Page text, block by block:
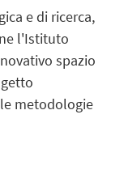
e di ricerca,
l'Istituto
spazio
metodologie